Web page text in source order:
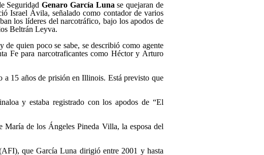
SeguridadGenaro García Lunase quejaran de
Israel Ávila, señalado como contador de varios
los líderes del narcotráfico, bajo los apodos de
Beltrán Leyva.
quien poco se sabe, se describió como agente
Fe para narcotraficantes como Héctor y Arturo
a 15 años de prisión en Illinois. Está previsto que
y estaba registrado con los apodos de “El
María de los Ángeles Pineda Villa, la esposa del
que García Luna dirigió entre 2001 y hasta